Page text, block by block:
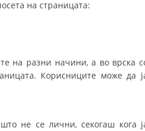
ЗА ЦКРМ
на страницата:
на разни начини, а во врска
Корисниците може да
не се лични, секогаш кога